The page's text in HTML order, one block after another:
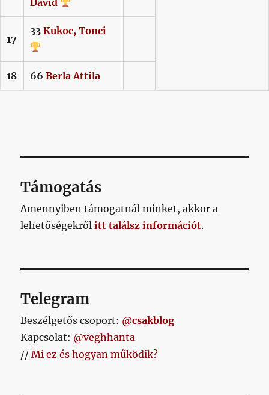
17
33 Kukoc, Tonci
18 66 Berla Attila
Támogatás
Amennyiben támogatnál minket, akkor a
lehetőségekrőlitt találsz információt.
Telegram
Beszélgetős csoport: @csakblog
Kapcsolat: @veghhanta
//Mi ez és hogyan működik?